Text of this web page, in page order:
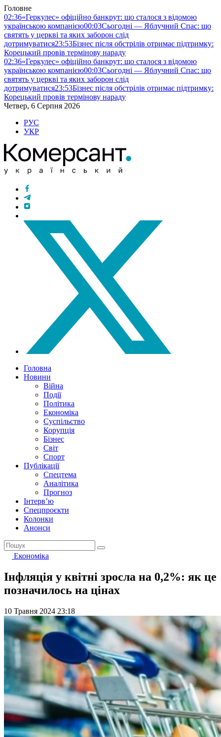
Головне
02:36«Геркулес» офіційно банкрут: що сталося з відомою
українською компанією00:03Сьогодні — Яблучний Спас: що
святять у церкві та яких заборон слід
дотримуватися23:53Бізнес після обстрілів отримає підтримку:
Корецький провів термінову нараду
02:36«Геркулес» офіційно банкрут: що сталося з відомою
українською компанією00:03Сьогодні — Яблучний Спас: що
святять у церкві та яких заборон слід
дотримуватися23:53Бізнес після обстрілів отримає підтримку:
Корецький провів термінову нараду
Четвер, 6 Серпня 2026
РУС
УКР
Головна
Новини
Війна
Події
Політика
Економіка
Суспільство
Корупція
Бізнес
Світ
Спорт
Публікації
Спецтема
Аналітика
Прогноз
Інтерв’ю
Спецпроєкти
Колонки
Анонси
Економіка
Інфляція у квітні зросла на 0,2%: як це
позначилось на цінах
10 Травня 2024 23:18